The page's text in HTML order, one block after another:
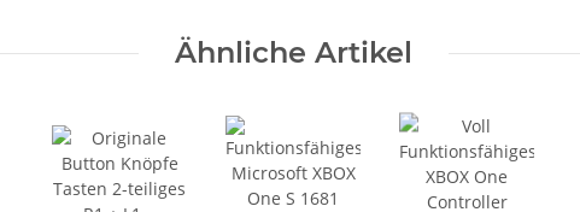
Ähnliche Artikel